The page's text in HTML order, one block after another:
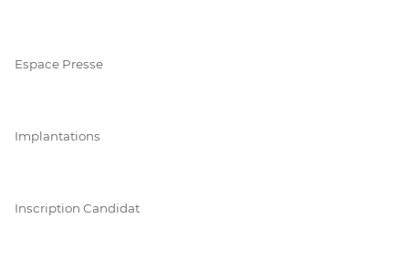
Espace Presse
Implantations
Inscription Candidat